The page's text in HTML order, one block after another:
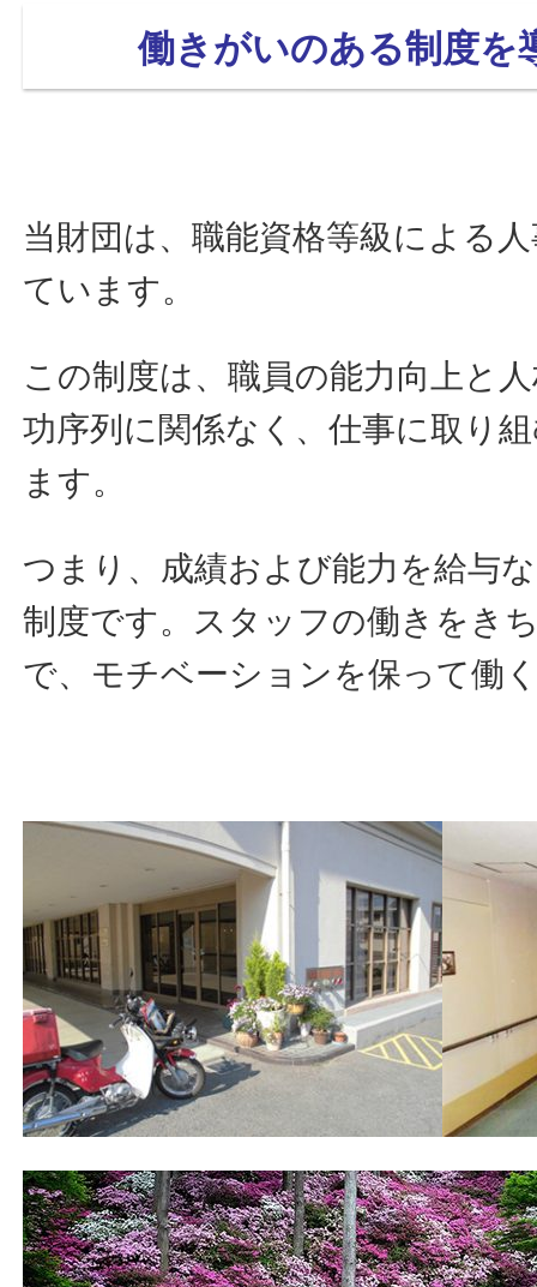
働きがいのある制度を
当財団は、職能資格等級による
ています。
この制度は、職員の能力向上と
功序列に関係なく、仕事に取り
ます。
つまり、成績および能力を給与
制度です。スタッフの働きをき
で、モチベーションを保って働